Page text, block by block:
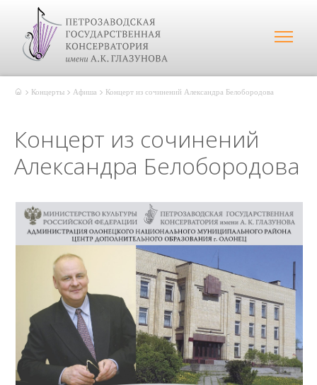
Концерты Афиша Концерт из сочинений Александра Белобородова
Концерт из сочинений
Александра Белобородова